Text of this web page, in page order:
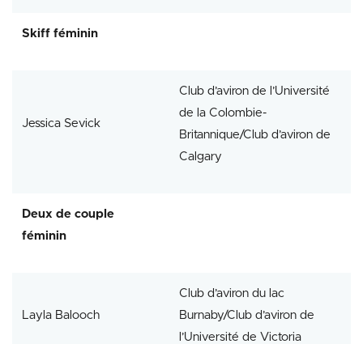
Skiff féminin
Jessica Sevick
Club d’aviron de l’Université
de la Colombie-
Britannique/Club d’aviron de
Calgary
Deux de couple
féminin
Layla Balooch
Club d’aviron du lac
Burnaby/Club d’aviron de
l’Université de Victoria